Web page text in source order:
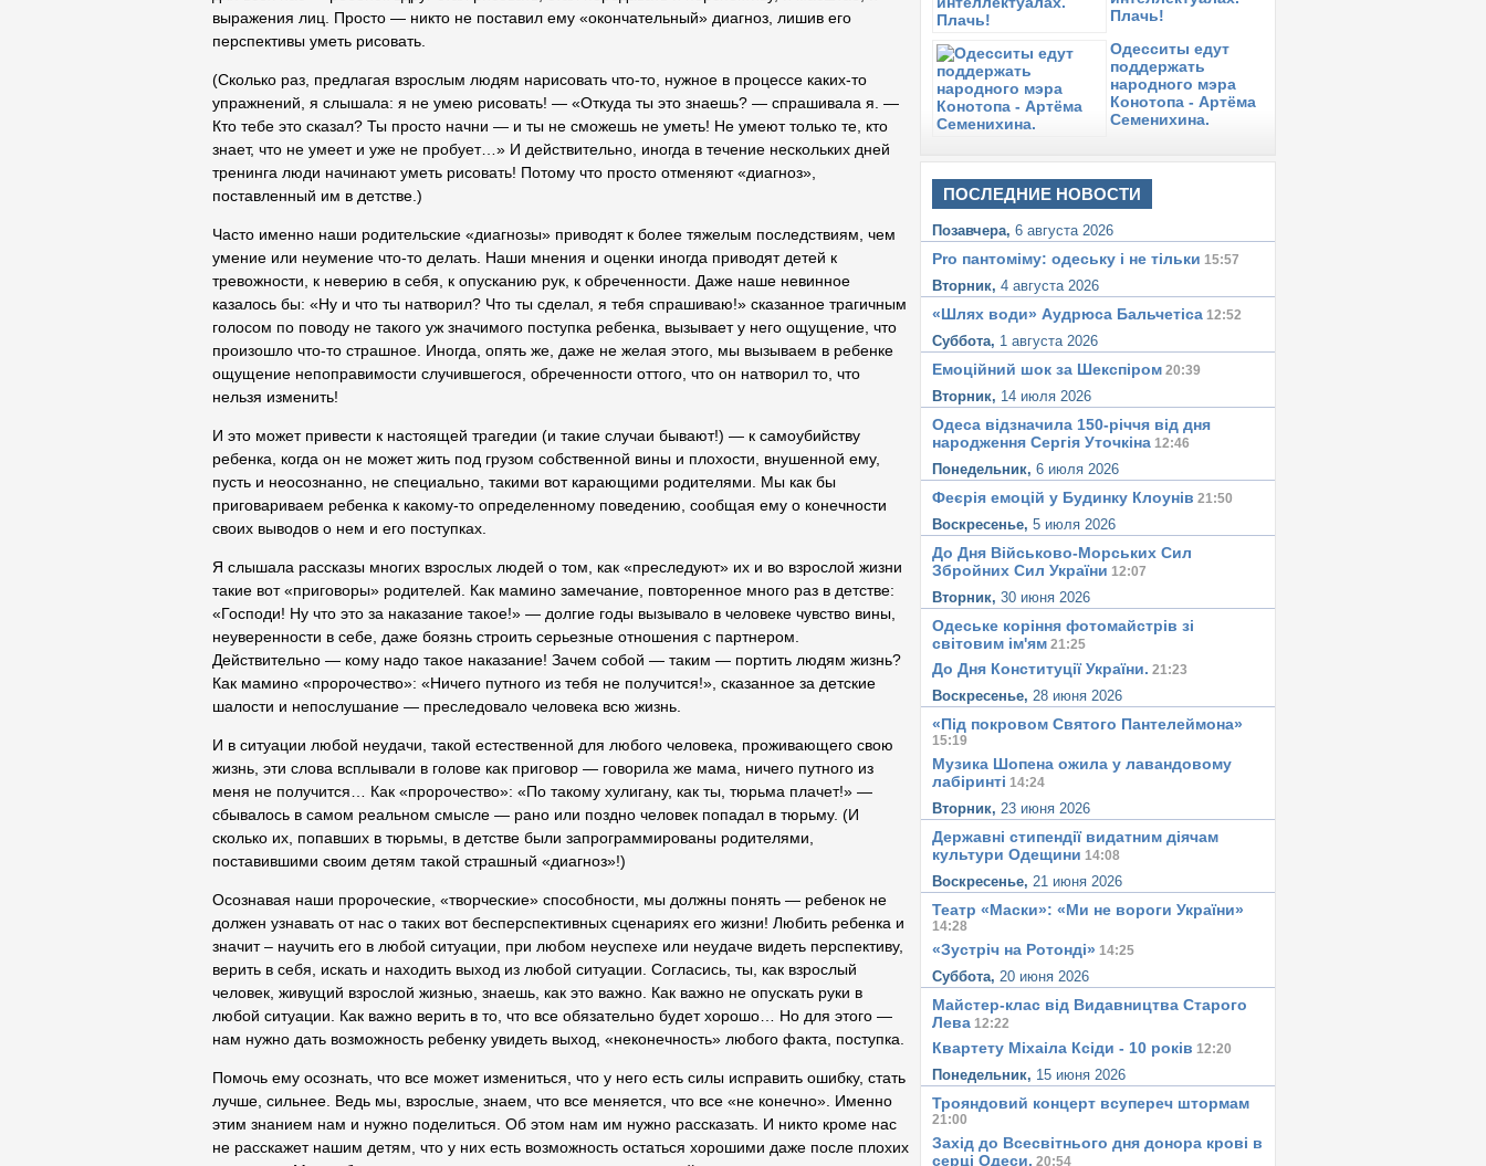
выражения лиц. Просто — никто не поставил ему «окончательный» диагноз, лишив его
перспективы уметь рисовать.
(Сколько раз, предлагая взрослым людям нарисовать что-то, нужное в процессе каких-то
упражнений, я слышала: я не умею рисовать! — «Откуда ты это знаешь? — спрашивала я. —
Кто тебе это сказал? Ты просто начни — и ты не сможешь не уметь! Не умеют только те, кто
знает, что не умеет и уже не пробует…» И действительно, иногда в течение нескольких дней
тренинга люди начинают уметь рисовать! Потому что просто отменяют «диагноз»,
поставленный им в детстве.)
Часто именно наши родительские «диагнозы» приводят к более тяжелым последствиям, чем
умение или неумение что-то делать. Наши мнения и оценки иногда приводят детей к
тревожности, к неверию в себя, к опусканию рук, к обреченности. Даже наше невинное
казалось бы: «Ну и что ты натворил? Что ты сделал, я тебя спрашиваю!» сказанное трагичным
голосом по поводу не такого уж значимого поступка ребенка, вызывает у него ощущение, что
произошло что-то страшное. Иногда, опять же, даже не желая этого, мы вызываем в ребенке
ощущение непоправимости случившегося, обреченности оттого, что он натворил то, что
нельзя изменить!
И это может привести к настоящей трагедии (и такие случаи бывают!) — к самоубийству
ребенка, когда он не может жить под грузом собственной вины и плохости, внушенной ему,
пусть и неосознанно, не специально, такими вот карающими родителями. Мы как бы
приговариваем ребенка к какому-то определенному поведению, сообщая ему о конечности
своих выводов о нем и его поступках.
Я слышала рассказы многих взрослых людей о том, как «преследуют» их и во взрослой жизни
такие вот «приговоры» родителей. Как мамино замечание, повторенное много раз в детстве:
«Господи! Ну что это за наказание такое!» — долгие годы вызывало в человеке чувство вины,
неуверенности в себе, даже боязнь строить серьезные отношения с партнером.
Действительно — кому надо такое наказание! Зачем собой — таким — портить людям жизнь?
Как мамино «пророчество»: «Ничего путного из тебя не получится!», сказанное за детские
шалости и непослушание — преследовало человека всю жизнь.
И в ситуации любой неудачи, такой естественной для любого человека, проживающего свою
жизнь, эти слова всплывали в голове как приговор — говорила же мама, ничего путного из
меня не получится… Как «пророчество»: «По такому хулигану, как ты, тюрьма плачет!» —
сбывалось в самом реальном смысле — рано или поздно человек попадал в тюрьму. (И
сколько их, попавших в тюрьмы, в детстве были запрограммированы родителями,
поставившими своим детям такой страшный «диагноз»!)
Осознавая наши пророческие, «творческие» способности, мы должны понять — ребенок не
должен узнавать от нас о таких вот бесперспективных сценариях его жизни! Любить ребенка и
значит – научить его в любой ситуации, при любом неуспехе или неудаче видеть перспективу,
верить в себя, искать и находить выход из любой ситуации. Согласись, ты, как взрослый
человек, живущий взрослой жизнью, знаешь, как это важно. Как важно не опускать руки в
любой ситуации. Как важно верить в то, что все обязательно будет хорошо… Но для этого —
нам нужно дать возможность ребенку увидеть выход, «неконечность» любого факта, поступка.
Помочь ему осознать, что все может измениться, что у него есть силы исправить ошибку, стать
лучше, сильнее. Ведь мы, взрослые, знаем, что все меняется, что все «не конечно». Именно
этим знанием нам и нужно поделиться. Об этом нам им нужно рассказать. И никто кроме нас
не расскажет нашим детям, что у них есть возможность остаться хорошими даже после плохих
Плачь!
Одесситы едут
поддержать
народного мэра
Конотопа - Артёма
Семенихина.
ПОСЛЕДНИЕ НОВОСТИ
Позавчера, 6 августа 2026
Pro пантоміму: одеську i не тiльки 15:57
Вторник, 4 августа 2026
«Шлях води» Аудрюса Бальчетiса 12:52
Суббота, 1 августа 2026
Емоційний шок за Шекспіром 20:39
Вторник, 14 июля 2026
Одеса відзначила 150-річчя від дня
народження Сергія Уточкіна 12:46
Понедельник, 6 июля 2026
Феєрія емоцій у Будинку Клоунів 21:50
Воскресенье, 5 июля 2026
До Дня Військово-Морських Сил
Збройних Сил України 12:07
Вторник, 30 июня 2026
Одеське корiння фотомайстрiв зі
світовим iм'ям 21:25
До Дня Конституцiї України. 21:23
Воскресенье, 28 июня 2026
«Під покровом Святого Пантелеймона»
15:19
Музика Шопена ожила у лавандовому
лабіринтi 14:24
Вторник, 23 июня 2026
Державні стипендії видатним діячам
культури Одещини 14:08
Воскресенье, 21 июня 2026
Театр «Маски»: «Ми не вороги України»
14:28
«Зустріч на Ротонді» 14:25
Суббота, 20 июня 2026
Майстер-клас від Видавництва Старого
Лева 12:22
Квартету Міхаіла Ксіди - 10 років 12:20
Понедельник, 15 июня 2026
Трояндовий концерт всупереч штормам
21:00
Захід до Всесвітнього дня донора крові в
серці Одеси. 20:54